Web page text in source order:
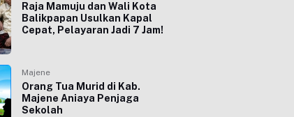
Raja Mamuju dan Wali Kota
Balikpapan Usulkan Kapal
Cepat, Pelayaran Jadi 7 Jam!
Majene
Orang Tua Murid di Kab.
Majene Aniaya Penjaga
Sekolah